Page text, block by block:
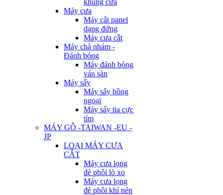
khung cửa
Máy cưa
Máy cắt panel
dạng đứng
Máy cưa cắt
Máy chà nhám -
Đánh bóng
Máy đánh bóng
ván sàn
Máy sấy
Máy sấy hồng
ngoại
Máy sấy tia cực
tím
MÁY GỖ -TAIWAN -EU -
JP
LOẠI MÁY CƯA
CẮT
Máy cưa lọng
đè phôi lò xo
Máy cưa lọng
đè phôi khí nén